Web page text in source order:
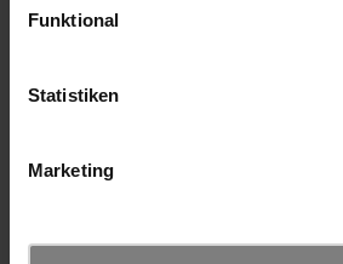
Funktional
Statistiken
Marketing